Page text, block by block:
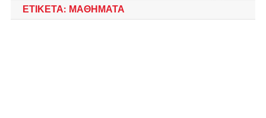
ΕΤΙΚΈΤΑ: ΜΑΘΉΜΑΤΑ